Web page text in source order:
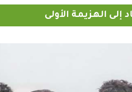
إلى الهزيمة الأولى